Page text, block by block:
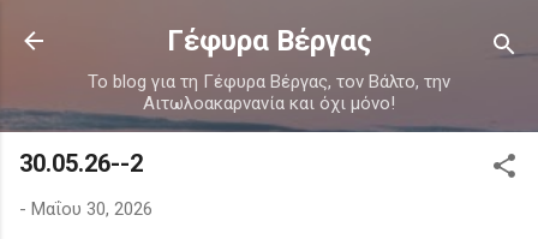
Μετάβαση στο κύριο περιεχόμενο
Γέφυρα Βέργας
Το blog για τη Γέφυρα Βέργας, τον Βάλτο, την
Αιτωλοακαρνανία και όχι μόνο!
30.05.26--2
- Μαΐου 30, 2026